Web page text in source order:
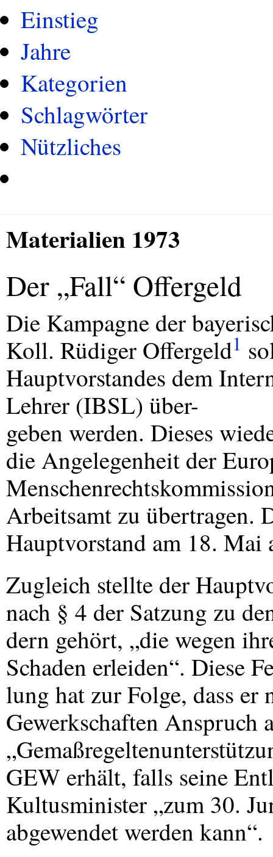
Einstieg
Jahre
Kategorien
Schlagwörter
Nützliches
Materialien 1973
Der „Fall“ Offergeld
Die Kampagne der
Koll. Rüdiger Offergeld1
Hauptvorstandes dem
Lehrer (IBSL) über-
geben werden. Dieses
die Angelegenheit der
Arbeitsamt zu übertragen.
Hauptvorstand am 18.
Zugleich stellte der
nach § 4 der Satzung zu
dern gehört, „die wegen
Schaden erleiden“. Diese
lung hat zur Folge, dass er
Gewerkschaften Anspruch
GEW erhält, falls seine
Kultusminister „zum 30.
abgewendet werden kann“.